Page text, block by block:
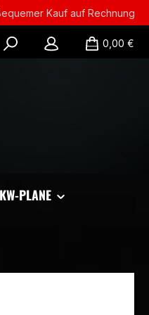
Kauf auf Rechnung
0,00 €
PLANE